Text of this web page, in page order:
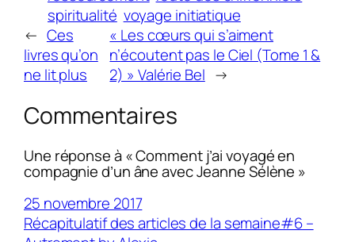
spiritualité voyage initiatique
← Ces
livres qu’on
ne lit plus
« Les cœurs qui s’aiment
n’écoutent pas le Ciel (Tome 1 &
2) » Valérie Bel →
Commentaires
Une réponse à « Comment j’ai voyagé en
compagnie d’un âne avec Jeanne Sélène »
25 novembre 2017
Récapitulatif des articles de la semaine#6 –